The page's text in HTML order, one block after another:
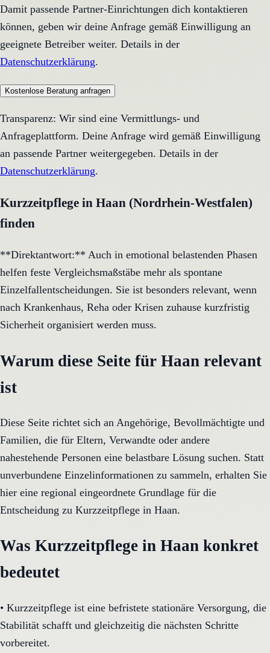
Damit passende Partner-Einrichtungen dich kontaktieren
können, geben wir deine Anfrage gemäß Einwilligung an
geeignete Betreiber weiter. Details in der
Datenschutzerklärung.
Kostenlose Beratung anfragen
Transparenz: Wir sind eine Vermittlungs- und
Anfrageplattform. Deine Anfrage wird gemäß Einwilligung
an passende Partner weitergegeben. Details in der
Datenschutzerklärung.
Kurzzeitpflege in Haan (Nordrhein-Westfalen)
finden
**Direktantwort:** Auch in emotional belastenden Phasen
helfen feste Vergleichsmaßstäbe mehr als spontane
Einzelfallentscheidungen. Sie ist besonders relevant, wenn
nach Krankenhaus, Reha oder Krisen zuhause kurzfristig
Sicherheit organisiert werden muss.
Warum diese Seite für Haan relevant
ist
Diese Seite richtet sich an Angehörige, Bevollmächtigte und
Familien, die für Eltern, Verwandte oder andere
nahestehende Personen eine belastbare Lösung suchen. Statt
unverbundene Einzelinformationen zu sammeln, erhalten Sie
hier eine regional eingeordnete Grundlage für die
Entscheidung zu Kurzzeitpflege in Haan.
Was Kurzzeitpflege in Haan konkret
bedeutet
• Kurzzeitpflege ist eine befristete stationäre Versorgung, die
Stabilität schafft und gleichzeitig die nächsten Schritte
vorbereitet.